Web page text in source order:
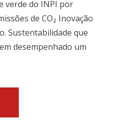
verde do INPI por
de CO₂ Inovação
Sustentabilidade que
desempenhado um